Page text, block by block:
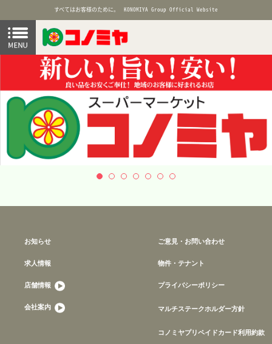
すべてはお客様のために。 KONOMIYA Group Official Website
お知らせ
求人情報
店舗情報
会社案内
ご意見・お問い合わせ
物件・テナント
プライバシーポリシー
マルチステークホルダー方針
コノミヤプリペイドカード利用約款